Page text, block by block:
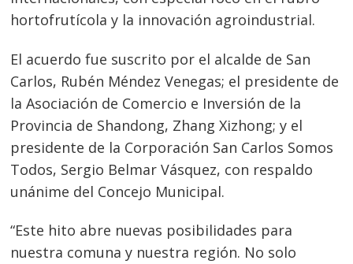
hortofrutícola y la innovación agroindustrial.
El acuerdo fue suscrito por el alcalde de San
Carlos, Rubén Méndez Venegas; el presidente de
la Asociación de Comercio e Inversión de la
Provincia de Shandong, Zhang Xizhong; y el
presidente de la Corporación San Carlos Somos
Todos, Sergio Belmar Vásquez, con respaldo
unánime del Concejo Municipal.
“Este hito abre nuevas posibilidades para
nuestra comuna y nuestra región. No solo